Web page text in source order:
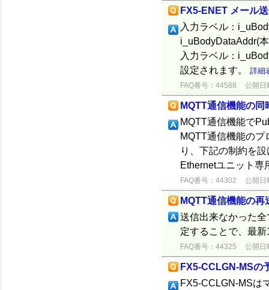
FX5-ENET メール
入力ラベル：
i_uBodyDataAddr(
入力ラベル：
設定されます。 詳細
FAQ番号：44588 公開日
MQTT通信機能の同
MQTT通信機能で
MQTT通信機能の
り、下記の制約を
Ethernetユニット専
FAQ番号：44302 公開日
MQTT通信機能の再
送信出来なかった
定することで、最
FAQ番号：44325 公開日
FX5-CCLGN-MSの
FX5-CCLGN-MSは